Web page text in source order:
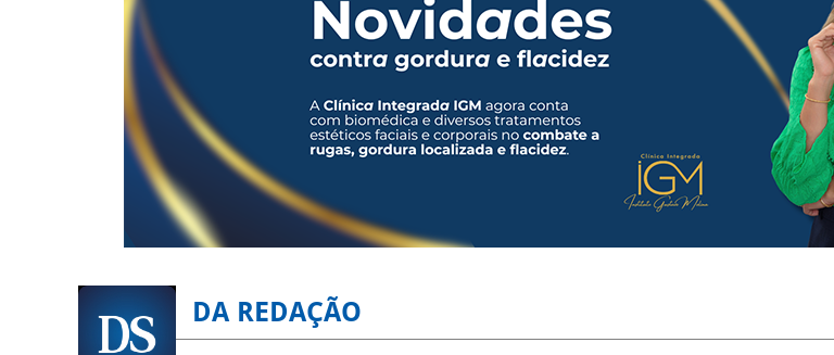
DA REDAÇÃO